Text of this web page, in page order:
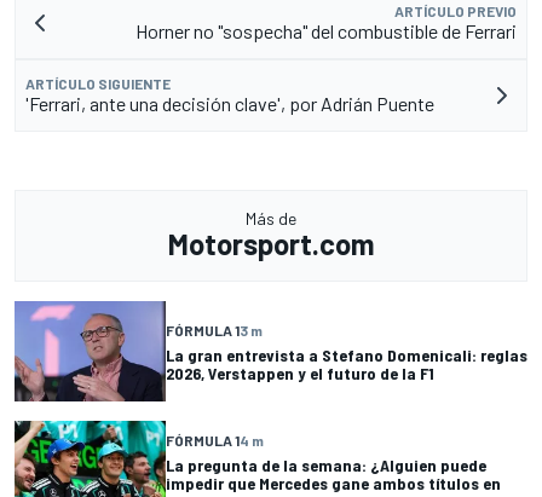
ARTÍCULO PREVIO
Horner no "sospecha" del combustible de Ferrari
ARTÍCULO SIGUIENTE
'Ferrari, ante una decisión clave', por Adrián Puente
Más de
Motorsport.com
FÓRMULA 13 m
La gran entrevista a Stefano Domenicali: reglas
2026, Verstappen y el futuro de la F1
FÓRMULA 14 m
La pregunta de la semana: ¿Alguien puede
impedir que Mercedes gane ambos títulos en